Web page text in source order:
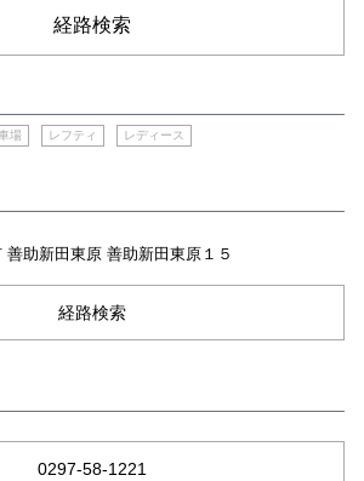
経路検索
場 レフティ レディース
善助新田東原 善助新田東原１５
経路検索
0297-58-1221